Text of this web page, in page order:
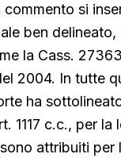
commento si
ben delineato,
la Cass.
2004. In tutte
ha
1117 c.c., per la
attribuiti per